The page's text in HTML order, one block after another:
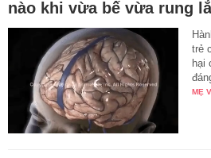
nào khi vừa bế vừa rung
trẻ
hại
MẸ